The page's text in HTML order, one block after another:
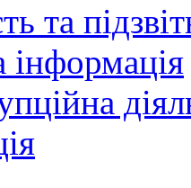
та
інформація